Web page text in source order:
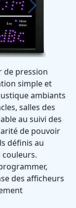
Next
de pression
simple et
ambiants
salles des
au suivi des
de pouvoir
définis au
des afficheurs